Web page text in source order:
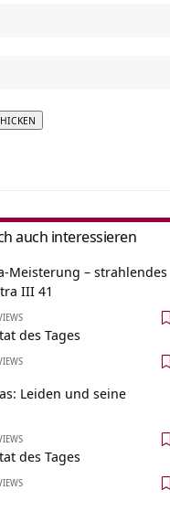
auch interessieren
Meisterung – strahlendes
III 41
des Tages
Leiden und seine
des Tages